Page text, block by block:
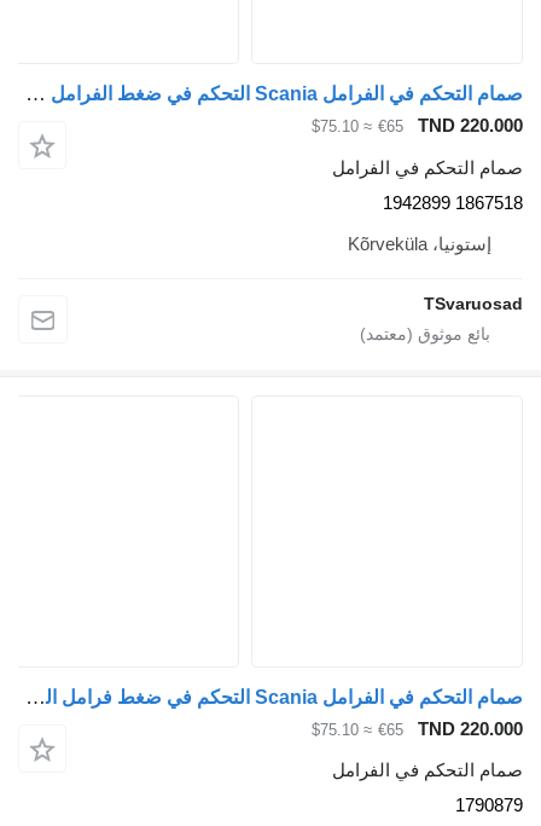
صمام التحكم في الفرامل Scania التحكم في ضغط الفرامل 1867518 لـ السيارات القاطرة Scania R620
TND 220.000
€65
≈ $75.10
صمام التحكم في الفرامل
1867518 1942899
إستونيا، Kõrveküla
TSvaruosad
صمام التحكم في الفرامل Scania التحكم في ضغط فرامل المقطورة 1790879 لـ السيارات القاطرة Scania R480
TND 220.000
€65
≈ $75.10
صمام التحكم في الفرامل
1790879